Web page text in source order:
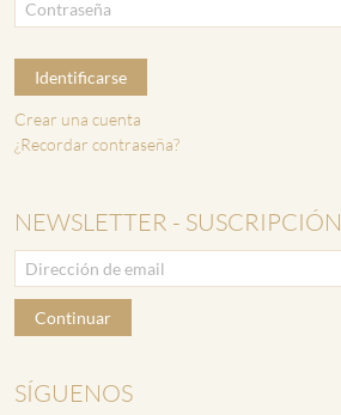
Identificarse
Crear una cuenta
¿Recordar contraseña?
NEWSLETTER - SUSCRIPCIÓN
Continuar
SÍGUENOS